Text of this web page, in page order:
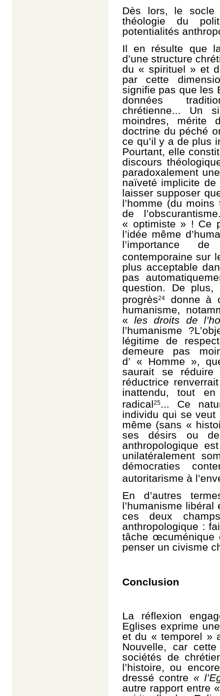
Dès lors, le socle
théologie du
potentialités
Il en résulte que
d’une structure
du « spirituel » et
par cette
signifie pas que les
données
chrétienne... Un
moindres, mérite
doctrine du péché
ce qu’il y a de plus
Pourtant, elle
discours
paradoxalement
naïveté implicite
laisser supposer
l’homme (du
de
« optimiste » ! Ce
l’idée même
l’importance
contemporaine sur
plus acceptable
pas
question. De plus,
progrès24
donne à
humanisme,
«les droits de
l’humanisme
légitime de
demeure pas
d’ « Homme »,
saurait se
réductrice renverrait
inattendu, tout
radical25... Ce
individu qui se
même (sans «
ses désirs ou
anthropologique
unilatéralement
démocraties
autoritarisme à
En d’autres
l’humanisme
ces deux
anthropologique :
tâche œcuménique
penser un civisme
Conclusion
La réflexion
Eglises exprime
et du « temporel »
Nouvelle, car
sociétés de
l’histoire, ou
dressé contre«
autre rapport entre